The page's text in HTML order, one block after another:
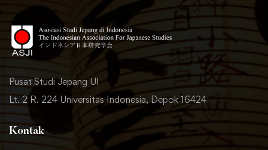
Pusat Studi Jepang UI
Lt. 2 R. 224 Universitas Indonesia, Depok 16424
Kontak